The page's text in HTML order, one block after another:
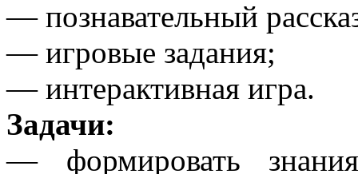
— познавательный
— игровые задания;
— интерактивная игра.
Задачи:
— формировать